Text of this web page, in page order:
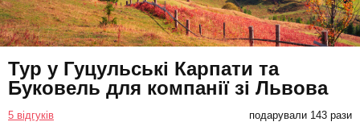
Тур у Гуцульські Карпати та
Буковель для компанії зі Львова
5 відгуків подарували 143 рази